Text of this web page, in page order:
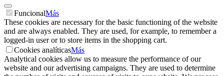
FuncionalMás
These cookies are necessary for the basic functioning of the website
and are always enabled. They are used, for example, to remember a
logged-in user or to store items in the shopping cart.
Cookies analíticasMás
Analytical cookies allow us to measure the performance of our
website and our advertising campaigns. They are used to determine